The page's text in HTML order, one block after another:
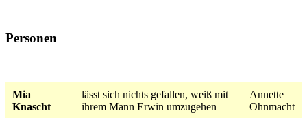
Personen
Mia
Knascht
lässt sich nichts gefallen, weiß mit
ihrem Mann Erwin umzugehen
Annette
Ohnmacht